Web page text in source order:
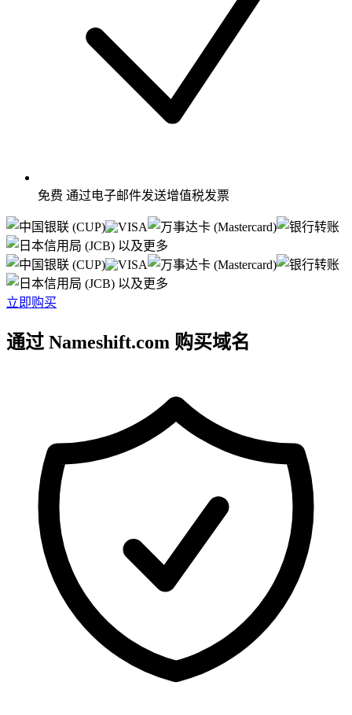
免费 通过电子邮件发送增值税发票
以及更多
以及更多
立即购买
通过 Nameshift.com 购买域名